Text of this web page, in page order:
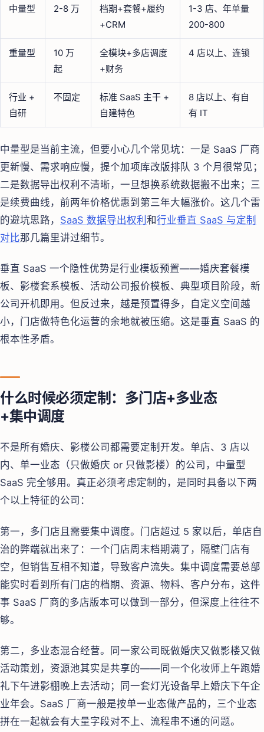
中量型 2-8 万
档期+套餐+履约
+CRM
1-3 店、年单量
200-800
重量型
10 万
起
全模块+多店调度
+财务
4 店以上、连锁
行业 +
自研
不固定
标准 SaaS 主干 +
自建特色
8 店以上、有自
有 IT
中量型是当前主流，但要小心几个常见坑：一是 SaaS 厂商
更新慢、需求响应慢，提个加项库改版排队 3 个月很常见；
二是数据导出权利不清晰，一旦想换系统数据搬不出来；三
是续费曲线，前两年价格优惠到第三年大幅涨价。这几个雷
的避坑思路， SaaS 数据导出权利 和行业垂直 SaaS 与定制
对比那几篇里讲过细节。
垂直 SaaS 一个隐性优势是行业模板预置——婚庆套餐模
板、影楼套系模板、活动公司报价模板、典型项目阶段，新
公司开机即用。但反过来，越是预置得多，自定义空间越
小，门店做特色化运营的余地就被压缩。这是垂直 SaaS 的
根本性矛盾。
什么时候必须定制：多门店+多业态
+集中调度
不是所有婚庆、影楼公司都需要定制开发。单店、3 店以
内、单一业态（只做婚庆 or 只做影楼）的公司，中量型
SaaS 完全够用。真正必须考虑定制的，是同时具备以下两
个以上特征的公司：
第一，多门店且需要集中调度。门店超过 5 家以后，单店自
治的弊端就出来了：一个门店周末档期满了，隔壁门店有
空，但销售互相不知道，导致客户流失。集中调度需要总部
能实时看到所有门店的档期、资源、物料、客户分布，这件
事 SaaS 厂商的多店版本可以做到一部分，但深度上往往不
够。
第二，多业态混合经营。同一家公司既做婚庆又做影楼又做
活动策划，资源池其实是共享的——同一个化妆师上午跑婚
礼下午进影棚晚上去活动；同一套灯光设备早上婚庆下午企
业年会。SaaS 厂商一般是按单一业态做产品的，三个业态
拼在一起就会有大量字段对不上、流程串不通的问题。